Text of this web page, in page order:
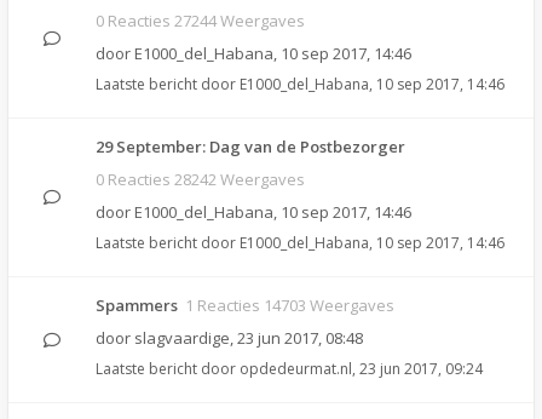
0 Reacties 27244 Weergaves
door E1000_del_Habana, 10 sep 2017, 14:46
Laatste bericht door E1000_del_Habana, 10 sep 2017, 14:46
29 September: Dag van de Postbezorger
0 Reacties 28242 Weergaves
door E1000_del_Habana, 10 sep 2017, 14:46
Laatste bericht door E1000_del_Habana, 10 sep 2017, 14:46
Spammers 1 Reacties 14703 Weergaves
door slagvaardige,23 jun 2017, 08:48
Laatste bericht door opdedeurmat.nl, 23 jun 2017, 09:24